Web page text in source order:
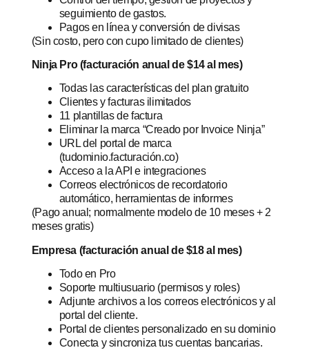
seguimiento de gastos.
Pagos en línea y conversión de divisas
(Sin costo, pero con cupo limitado de clientes)
Ninja Pro (facturación anual de $14 al mes)
Todas las características del plan gratuito
Clientes y facturas ilimitados
11 plantillas de factura
Eliminar la marca “Creado por Invoice Ninja”
URL del portal de marca
(tudominio.facturación.co)
Acceso a la API e integraciones
Correos electrónicos de recordatorio
automático, herramientas de informes
(Pago anual; normalmente modelo de 10 meses + 2
meses gratis)
Empresa (facturación anual de $18 al mes)
Todo en Pro
Soporte multiusuario (permisos y roles)
Adjunte archivos a los correos electrónicos y al
portal del cliente.
Portal de clientes personalizado en su dominio
Conecta y sincroniza tus cuentas bancarias.